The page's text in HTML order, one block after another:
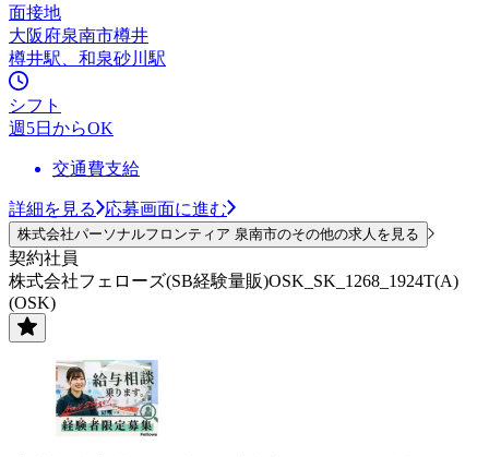
面接地
大阪府泉南市樽井
樽井駅、和泉砂川駅
シフト
週5日からOK
交通費支給
詳細を見る 応募画面に進む
株式会社パーソナルフロンティア 泉南市のその他の求人を見る
契約社員
株式会社フェローズ(SB経験量販)OSK_SK_1268_1924T(A)
(OSK)